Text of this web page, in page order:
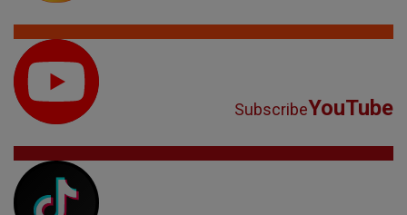
SubscribeYouTube